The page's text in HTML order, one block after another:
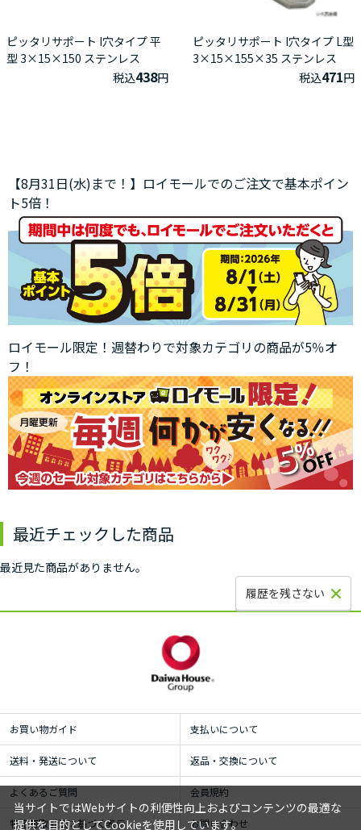
ピッタリサポート I穴タイプ 平
型 3×15×150 ステンレス
税込438円
ピッタリサポート I穴タイプ L型
3×15×155×35 ステンレス
税込471円
【8月31日(水)まで！】ロイモールでのご注文で基本ポイン
ト5倍！
ロイモール限定！週替わりで対象カテゴリの商品が5％オ
フ！
最近チェックした商品
最近見た商品がありません。
履歴を残さない
お買い物ガイド 支払いについて
送料・発送について 返品・交換について
よくあるご質問 会員規約
特定商取引法に基づく表示 お問い合わせ
当サイトではWebサイトの利便性向上およびコンテンツの最適な
提供を目的としてCookieを使用しています。